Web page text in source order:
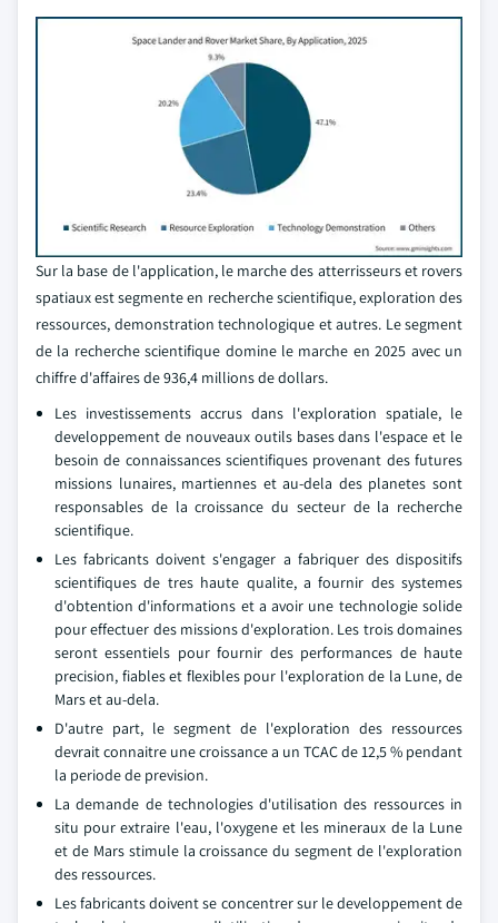
Sur la base de l'application, le marche des atterrisseurs et rovers
spatiaux est segmente en recherche scientifique, exploration des
ressources, demonstration technologique et autres. Le segment
de la recherche scientifique domine le marche en 2025 avec un
chiffre d'affaires de 936,4 millions de dollars.
Les investissements accrus dans l'exploration spatiale, le
developpement de nouveaux outils bases dans l'espace et le
besoin de connaissances scientifiques provenant des futures
missions lunaires, martiennes et au-dela des planetes sont
responsables de la croissance du secteur de la recherche
scientifique.
Les fabricants doivent s'engager a fabriquer des dispositifs
scientifiques de tres haute qualite, a fournir des systemes
d'obtention d'informations et a avoir une technologie solide
pour effectuer des missions d'exploration. Les trois domaines
seront essentiels pour fournir des performances de haute
precision, fiables et flexibles pour l'exploration de la Lune, de
Mars et au-dela.
D'autre part, le segment de l'exploration des ressources
devrait connaitre une croissance a un TCAC de 12,5 % pendant
la periode de prevision.
La demande de technologies d'utilisation des ressources in
situ pour extraire l'eau, l'oxygene et les mineraux de la Lune
et de Mars stimule la croissance du segment de l'exploration
des ressources.
Les fabricants doivent se concentrer sur le developpement de